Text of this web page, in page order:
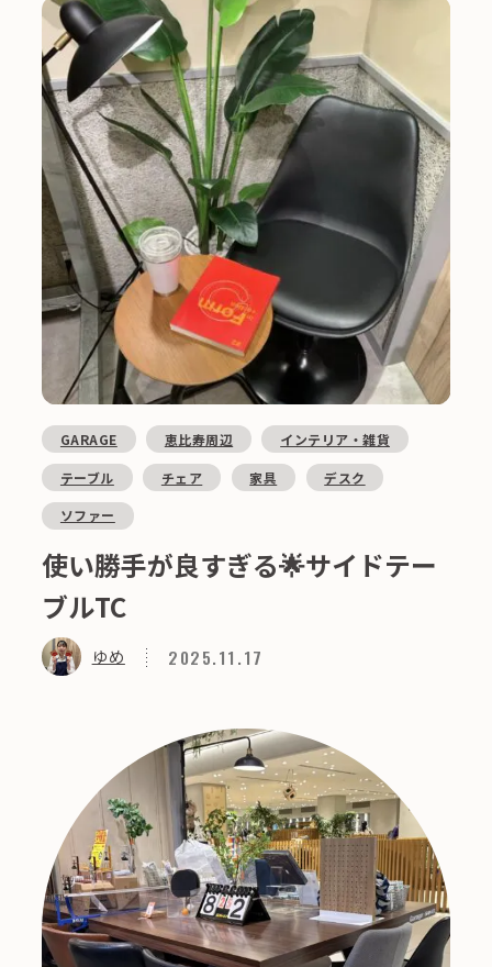
GARAGE 恵比寿周辺 インテリア・雑貨
テーブル チェア 家具 デスク
ソファー
使い勝手が良すぎる🌟サイドテー
ブルTC
ゆめ 2025.11.17